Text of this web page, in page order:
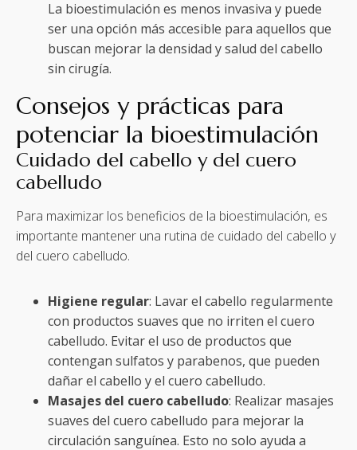
La bioestimulación es menos invasiva y puede
ser una opción más accesible para aquellos que
buscan mejorar la densidad y salud del cabello
sin cirugía.
Consejos y prácticas para
potenciar la bioestimulación
Cuidado del cabello y del cuero
cabelludo
Para maximizar los beneficios de la bioestimulación, es
importante mantener una rutina de cuidado del cabello y
del cuero cabelludo.
Higiene regular: Lavar el cabello regularmente
con productos suaves que no irriten el cuero
cabelludo. Evitar el uso de productos que
contengan sulfatos y parabenos, que pueden
dañar el cabello y el cuero cabelludo.
Masajes del cuero cabelludo: Realizar masajes
suaves del cuero cabelludo para mejorar la
circulación sanguínea. Esto no solo ayuda a